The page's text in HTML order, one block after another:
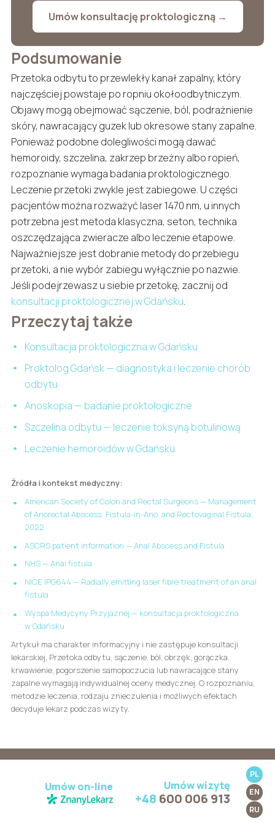
Umów on-line Umów wizytę
+48 600 006 913
PL
EN
RU
Umów konsultację proktologiczną →
Podsumowanie
Przetoka odbytu to przewlekły kanał zapalny, który
najczęściej powstaje po ropniu okołoodbytniczym.
Objawy mogą obejmować sączenie, ból, podrażnienie
skóry, nawracający guzek lub okresowe stany zapalne.
Ponieważ podobne dolegliwości mogą dawać
hemoroidy, szczelina, zakrzep brzeżny albo ropień,
rozpoznanie wymaga badania proktologicznego.
Leczenie przetoki zwykle jest zabiegowe. U części
pacjentów można rozważyć laser 1470 nm, u innych
potrzebna jest metoda klasyczna, seton, technika
oszczędzająca zwieracze albo leczenie etapowe.
Najważniejsze jest dobranie metody do przebiegu
przetoki, a nie wybór zabiegu wyłącznie po nazwie.
Jeśli podejrzewasz u siebie przetokę, zacznij od
konsultacji proktologicznej w Gdańsku.
Przeczytaj także
Konsultacja proktologiczna w Gdańsku
Proktolog Gdańsk — diagnostyka i leczenie chorób
odbytu
Anoskopia — badanie proktologiczne
Szczelina odbytu — leczenie toksyną botulinową
Leczenie hemoroidów w Gdańsku
Źródła i kontekst medyczny:
American Society of Colon and Rectal Surgeons — Management
of Anorectal Abscess, Fistula-in-Ano, and Rectovaginal Fistula,
2022
ASCRS patient information — Anal Abscess and Fistula
NHS — Anal fistula
NICE IPG644 — Radially emitting laser fibre treatment of an anal
fistula
Wyspa Medycyny Przyjaznej — konsultacja proktologiczna
w Gdańsku
Artykuł ma charakter informacyjny i nie zastępuje konsultacji
lekarskiej. Przetoka odbytu, sączenie, ból, obrzęk, gorączka,
krwawienie, pogorszenie samopoczucia lub nawracające stany
zapalne wymagają indywidualnej oceny medycznej. O rozpoznaniu,
metodzie leczenia, rodzaju znieczulenia i możliwych efektach
decyduje lekarz podczas wizyty.
Rejestracja telefoniczna:
Pon. - Pt.: 9:00-17:00